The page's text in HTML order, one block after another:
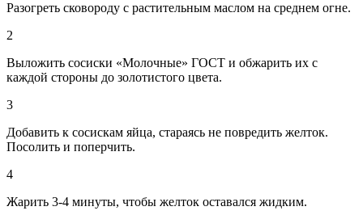
Разогреть сковороду с растительным маслом на среднем огне.
2
Выложить сосиски «Молочные» ГОСТ и обжарить их с
каждой стороны до золотистого цвета.
3
Добавить к сосискам яйца, стараясь не повредить желток.
Посолить и поперчить.
4
Жарить 3-4 минуты, чтобы желток оставался жидким.